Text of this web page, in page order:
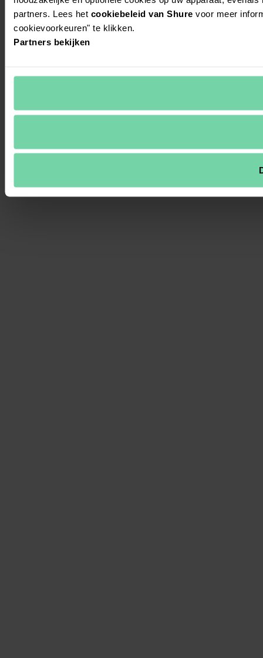
partners. Lees het cookiebeleid van Shure voor meer
cookievoorkeuren" te klikken.
Partners bekijken